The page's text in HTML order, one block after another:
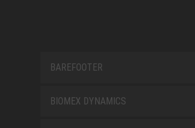
BAREFOOTER
BIOMEX DYNAMICS